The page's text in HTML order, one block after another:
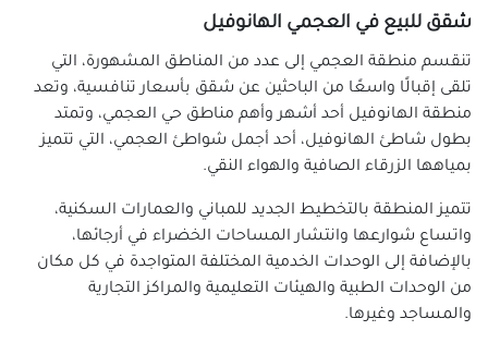
شقق للبيع في غبريال
شقق للبيع في فيكتوريا
شقق للبيع بكامب شيزار
شقق للبيع في كرموز
شقق للبيع بكليوباترا
شقق للبيع في كورنيش الإسكندرية
شقق للبيع في كوم الشقافة
شقق للبيع في لوران
شقق للبيع في محرم بك
شقق للبيع في العجمي الهانوفيل
تنقسم منطقة العجمي إلى عدد من المناطق المشهورة، التي
تلقى إقبالًا واسعًا من الباحثين عن شقق بأسعار تنافسية، وتعد
منطقة الهانوفيل أحد أشهر وأهم مناطق حي العجمي، وتمتد
بطول شاطئ الهانوفيل، أحد أجمل شواطئ العجمي، التي تتميز
بمياهها الزرقاء الصافية والهواء النقي.
تتميز المنطقة بالتخطيط الجديد للمباني والعمارات السكنية،
واتساع شوارعها وانتشار المساحات الخضراء في أرجائها،
بالإضافة إلى الوحدات الخدمية المختلفة المتواجدة في كل مكان
من الوحدات الطبية والهيئات التعليمية والمراكز التجارية
والمساجد وغيرها.